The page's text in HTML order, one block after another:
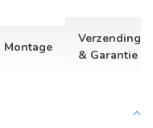
Montage
Verzending
& Garantie